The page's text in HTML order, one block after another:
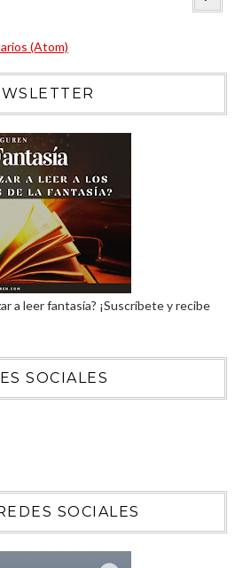
(Atom)
a leer fantasía? ¡Suscríbete y recibe
SOCIALES
SOCIALES